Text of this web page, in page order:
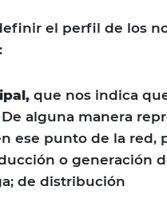
el perfil de los
que nos indica
alguna manera
ese punto de la red,
o generación
de distribución